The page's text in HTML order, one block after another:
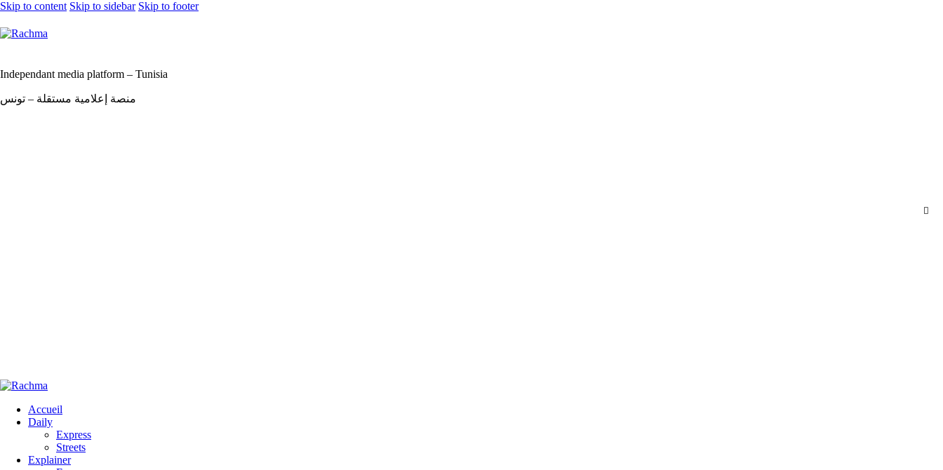
Skip to content Skip to sidebar Skip to footer
Independant media platform – Tunisia
منصة إعلامية مستقلة – تونس
Accueil
Daily
Express
Streets
Explainer